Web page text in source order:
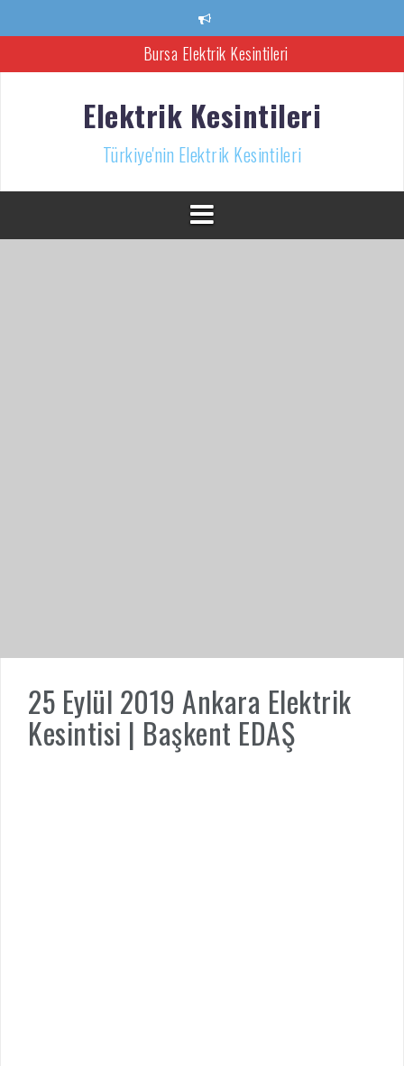
Bursa Elektrik Kesintileri
Ankara Elektrik Kesintisi
İzmir Elektrik Kesintisi
Elektrik Kesintileri
Türkiye'nin Elektrik Kesintileri
25 Eylül 2019 Ankara Elektrik
Kesintisi | Başkent EDAŞ